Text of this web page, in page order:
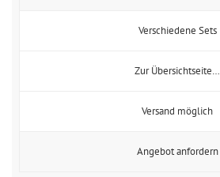
Verschiedene Sets
Zur Übersichtseite…
Versand möglich
Angebot anfordern